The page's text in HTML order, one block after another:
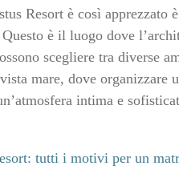
Resort è così apprezzato
è il luogo dove
scegliere tra diverse
mare, dove organizzare
intima e
tutti i motivi per un